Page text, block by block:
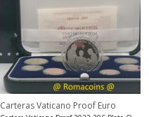
Carteras Vaticano Proof Euro